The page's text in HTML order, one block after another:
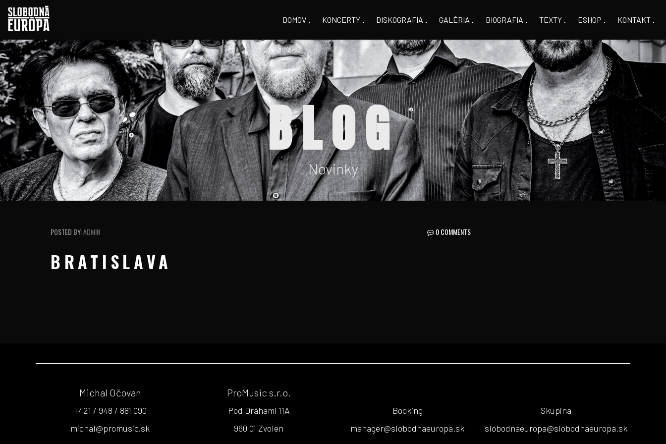
DOMOV KONCERTY DISKOGRAFIA GALÉRIA BIOGRAFIA TEXTY ESHOP KONTAKT
BLOG
Novinky
POSTED BY:ADMIN 0 COMMENTS
BRATISLAVA
Michal Očovan
+421 / 948 / 881 090
michal@promusic.sk
ProMusic s.r.o.
Pod Dráhami 11A
960 01 Zvolen
Booking
manager@slobodnaeuropa.sk
Skupina
slobodnaeuropa@slobodnaeuropa.sk